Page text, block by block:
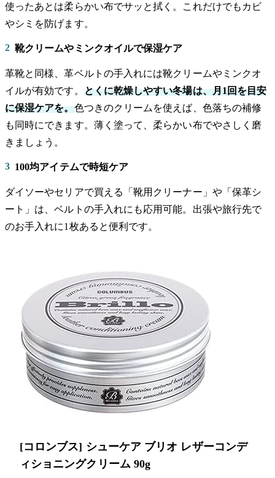
使ったあとは柔らかい布でサッと拭く。これだけでもカビ
やシミを防げます。
2 靴クリームやミンクオイルで保湿ケア
革靴と同様、革ベルトの手入れには靴クリームやミンクオ
イルが有効です。 とくに乾燥しやすい冬場は、月1回を目安
に保湿ケアを。色つきのクリームを使えば、色落ちの補修
も同時にできます。薄く塗って、柔らかい布でやさしく磨
きましょう。
3 100均アイテムで時短ケア
ダイソーやセリアで買える「靴用クリーナー」や「保革シ
ート」は、ベルトの手入れにも応用可能。出張や旅行先で
のお手入れに1枚あると便利です。
[コロンブス] シューケア ブリオ レザーコンデ
ィショニングクリーム 90g